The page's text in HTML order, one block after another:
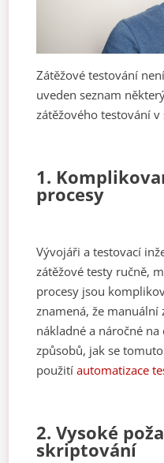
Zátěžové testování
uveden seznam
zátěžového testování
1.
procesy
Vývojáři a testovací
zátěžové testy ručně,
procesy jsou
znamená, že manuální
nákladné a náročné
způsobů, jak se
použitíautomatizace
2. Vysoké
skriptování